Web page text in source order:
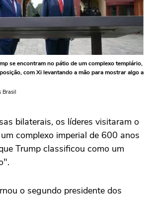
se encontram no pátio de um complexo templário,
com Xi levantando a mão para mostrar algo a
Brasil
bilaterais, os líderes visitaram o
complexo imperial de 600 anos
Trump classificou como um
o segundo presidente dos